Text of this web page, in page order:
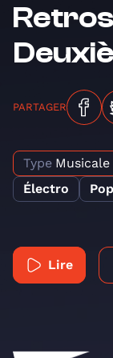
PARTAGER
Type Musicale
Électro
Lire